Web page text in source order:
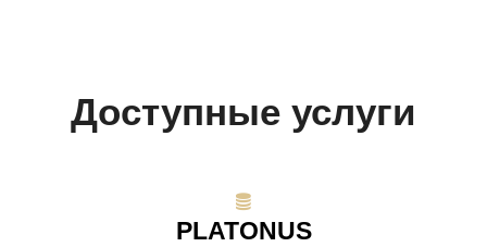
Доступные услуги
PLATONUS